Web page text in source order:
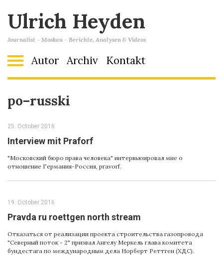
Ulrich Heyden
Journalist - Moskau - Berichte, Analysen & Videos
Autor Archiv Kontakt
po–russki
25. October 2016
Interview mit Praforf
"Mосковский бюро права человека" интервьюировал мне о
отношение Германия-Россия, pravorf.
19. October 2016
Pravda ru roettgen north stream
Отказаться от реализации проекта строительства газопровода
"Северный поток - 2" призвал Ангелу Меркель глава комитета
бундестага по международным дела Норберт Реттген (ХДС).